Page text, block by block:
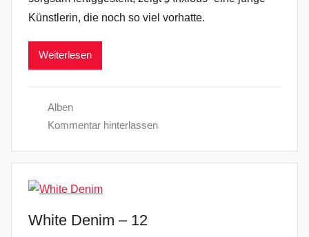
Künstlerin, die noch so viel vorhatte.
Weiterlesen
Alben
Kommentar hinterlassen
White Denim – 12